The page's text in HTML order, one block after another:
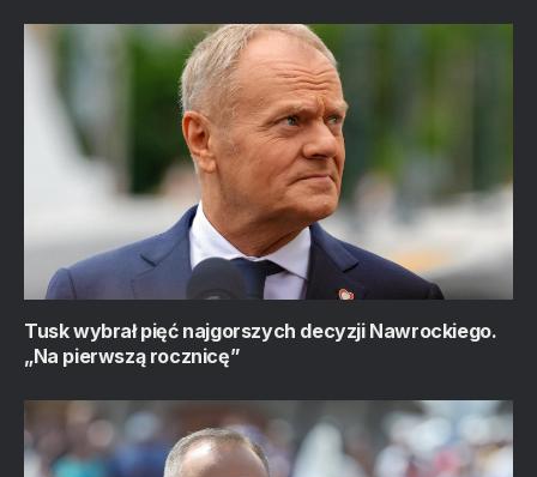
Tusk wybrał pięć najgorszych decyzji Nawrockiego.
„Na pierwszą rocznicę”